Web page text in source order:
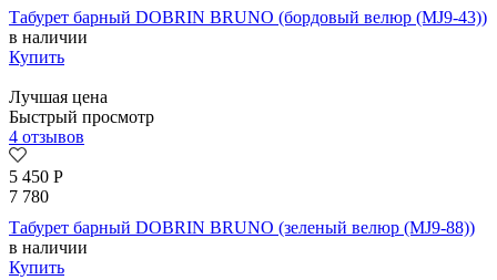
Табурет барный DOBRIN BRUNO (бордовый велюр (MJ9-43))
в наличии
Купить
Лучшая цена
Быстрый просмотр
4 отзывов
5 450 Р
7 780
Табурет барный DOBRIN BRUNO (зеленый велюр (MJ9-88))
в наличии
Купить